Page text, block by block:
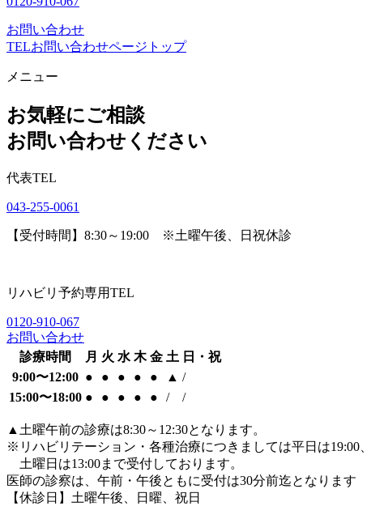
お問い合わせ
TELお問い合わせページトップ
メニュー
お気軽にご相談
お問い合わせください
代表TEL
043-255-0061
【受付時間】8:30～19:00 ※土曜午後、日祝休診
リハビリ予約専用TEL
0120-910-067
お問い合わせ
診療時間
月 火 水 木 金 土 日・祝
9:00〜12:00 ● ● ● ● ● ▲ /
15:00〜18:00 ● ● ● ● ● / /
▲ 土曜午前の診療は8:30～12:30となります。
※リハビリテーション・各種治療につきましては平日は19:00、
土曜日は13:00まで受付しております。
医師の診察は、午前・午後ともに受付は30分前迄となります
【休診日】土曜午後、日曜、祝日